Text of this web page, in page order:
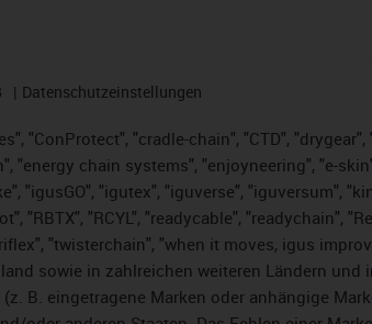
Datenschutzeinstellungen
"ConProtect", "cradle-chain", "CTD",
"energy chain systems", "enjoyneering", "e-
"igusGO", "igutex", "iguverse", "iguversum",
"RCYL", "readycable", "readychain",
"twisterchain", "when it moves, igus
sowie in zahlreichen weiteren Ländern
B. eingetragene Marken oder anhängige